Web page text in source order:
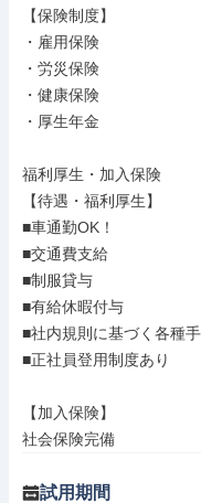
【保険制度】
・雇用保険
・労災保険
・健康保険
・厚生年金
福利厚生・加入保険
【待遇・福利厚生】
■車通勤OK！
■交通費支給
■制服貸与
■有給休暇付与
■社内規則に基づく各種
■正社員登用制度あり
【加入保険】
社会保険完備
試用期間